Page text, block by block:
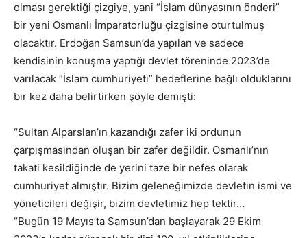
olması gerektiği çizgiye, yani “İslam dünyasının önderi”
bir yeni Osmanlı İmparatorluğu çizgisine oturtulmuş
olacaktır. Erdoğan Samsun’da yapılan ve sadece
kendisinin konuşma yaptığı devlet töreninde 2023’de
varılacak “İslam cumhuriyeti” hedeflerine bağlı olduklarını
bir kez daha belirtirken şöyle demişti:
“Sultan Alparslan’ın kazandığı zafer iki ordunun
çarpışmasından oluşan bir zafer değildir. Osmanlı’nın
takati kesildiğinde de yerini taze bir nefes olarak
cumhuriyet almıştır. Bizim geleneğimizde devletin ismi ve
yöneticileri değişir, bizim devletimiz hep tektir…
“Bugün 19 Mayıs’ta Samsun’dan başlayarak 29 Ekim